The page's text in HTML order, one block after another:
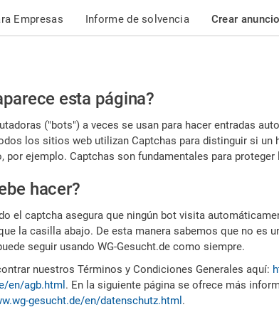
Empresas Informe de solvencia Crear anuncio
esta página?
("bots") a veces se usan para hacer entradas
los sitios web utilizan Captchas para distinguir si un
por ejemplo. Captchas son fundamentales para
hacer?
el captcha asegura que ningún bot visita
la casilla abajo. De esta manera sabemos que no es
seguir usando WG-Gesucht.de como siempre.
nuestros Términos y Condiciones Generales aquí:
en/agb.html . En la siguiente página se ofrece más
gesucht.de/en/datenschutz.html .